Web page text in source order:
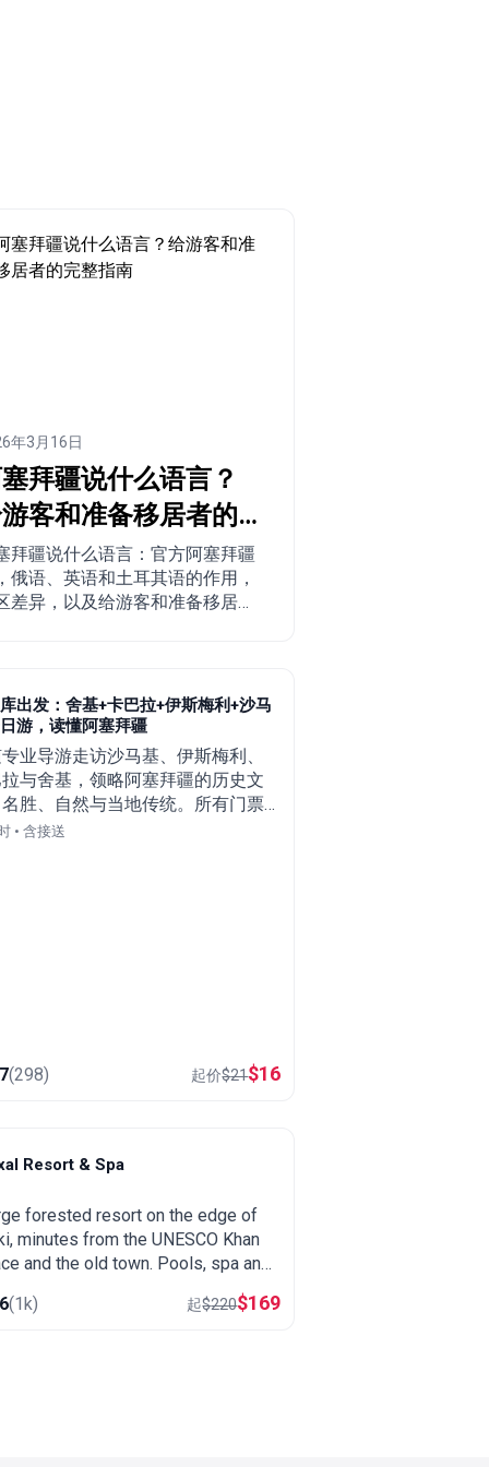
年3月16日
拜疆说什么语言？
客和准备移居者的
指南
拜疆说什么语言：官方阿塞拜疆
俄语、英语和土耳其语的作用，
差异，以及给游客和准备移居的
出发：舍基+卡巴拉+伊斯梅利+沙马
游，读懂阿塞拜疆
业导游走访沙马基、伊斯梅利、
与舍基，领略阿塞拜疆的历史文
胜、自然与当地传统。所有门票
已包含。
• 含接送
(298) 起价$21$16
Resort & Spa
forested resort on the edge of
minutes from the UNESCO Khan
and the old town. Pools, spa and
wooded hillsides and a great
for exploring northern Azerbaijan.
(1k) 起$220$169